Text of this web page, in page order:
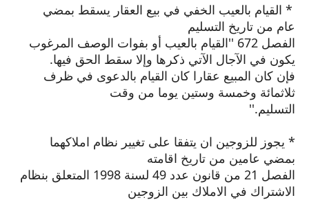
* القيام بالعيب الخفي في بيع العقار يسقط بمضي
عام من تاريخ التسليم
الفصل 672 ''القيام بالعيب أو بفوات الوصف المرغوب
يكون في الآجال الآتي ذكرها وإلا سقط الحق فيها.
فإن كان المبيع عقارا كان القيام بالدعوى في ظرف
ثلاثمائة وخمسة وستين يوما من وقت
التسليم.''
* يجوز للزوجين ان يتفقا على تغيير نظام املاكهما
بمضي عامين من تاريخ اقامته
الفصل 21 من قانون عدد 49 لسنة 1998 المتعلق بنظام
الاشتراك في الاملاك بين الزوجين